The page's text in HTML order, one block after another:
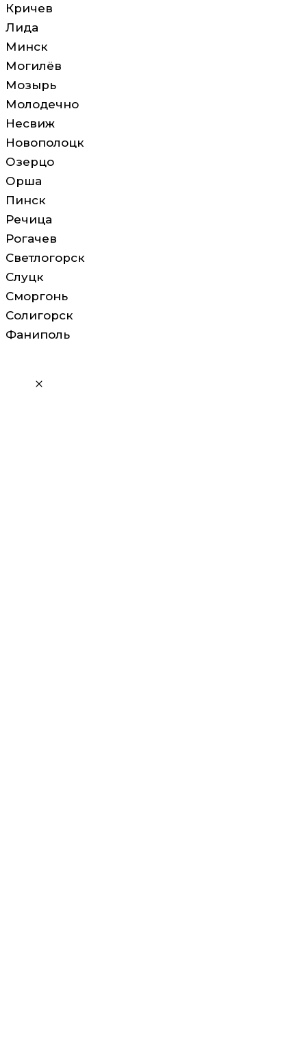
Кричев
Лида
Минск
Могилёв
Мозырь
Молодечно
Несвиж
Новополоцк
Озерцо
Орша
Пинск
Речица
Рогачев
Светлогорск
Слуцк
Сморгонь
Солигорск
Фаниполь